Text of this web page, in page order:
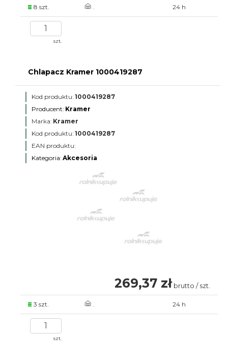
8 szt. . 24 h
szt.
Chlapacz Kramer 1000419287
Kod produktu: 1000419287
Producent: Kramer
Marka: Kramer
Kod produktu: 1000419287
EAN produktu:
Kategoria: Akcesoria
269,37 zł brutto / szt.
3 szt. . 24 h
szt.